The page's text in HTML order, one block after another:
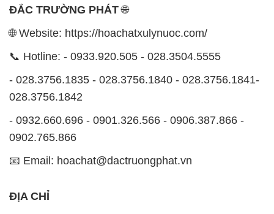
ĐẮC TRƯỜNG PHÁT🌐
🌐 Website: https://hoachatxulynuoc.com/
📞 Hotline: - 0933.920.505 - 028.3504.5555
- 028.3756.1835 - 028.3756.1840 - 028.3756.1841-
028.3756.1842
- 0932.660.696 - 0901.326.566 - 0906.387.866 -
0902.765.866
📧 Email: hoachat@dactruongphat.vn
ĐỊA CHỈ